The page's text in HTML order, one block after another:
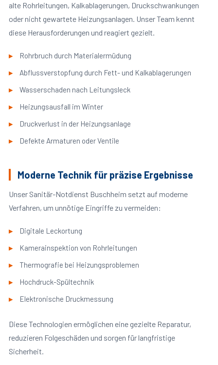
alte Rohrleitungen, Kalkablagerungen, Druckschwankungen
oder nicht gewartete Heizungsanlagen. Unser Team kennt
diese Herausforderungen und reagiert gezielt.
Rohrbruch durch Materialermüdung
Abflussverstopfung durch Fett- und Kalkablagerungen
Wasserschaden nach Leitungsleck
Heizungsausfall im Winter
Druckverlust in der Heizungsanlage
Defekte Armaturen oder Ventile
Moderne Technik für präzise Ergebnisse
Unser Sanitär-Notdienst Buschheim setzt auf moderne
Verfahren, um unnötige Eingriffe zu vermeiden:
Digitale Leckortung
Kamerainspektion von Rohrleitungen
Thermografie bei Heizungsproblemen
Hochdruck-Spültechnik
Elektronische Druckmessung
Diese Technologien ermöglichen eine gezielte Reparatur,
reduzieren Folgeschäden und sorgen für langfristige
Sicherheit.